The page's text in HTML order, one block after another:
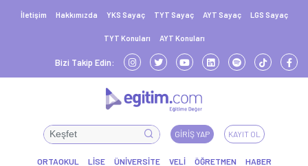
İletişim Hakkımızda YKS Sayaç TYT Sayaç AYT Sayaç LGS Sayaç
TYT Konuları AYT Konuları
Bizi Takip Edin:
GIRIŞ YAP KAYIT OL